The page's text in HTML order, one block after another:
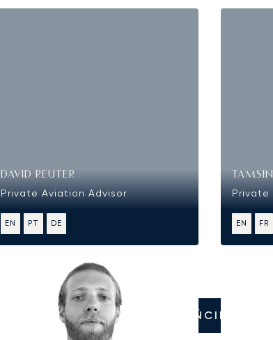
DAVID REUTER
Private Aviation Advisor
EN PT DE
Private
EN FR
ZADZWOŃCIE DO